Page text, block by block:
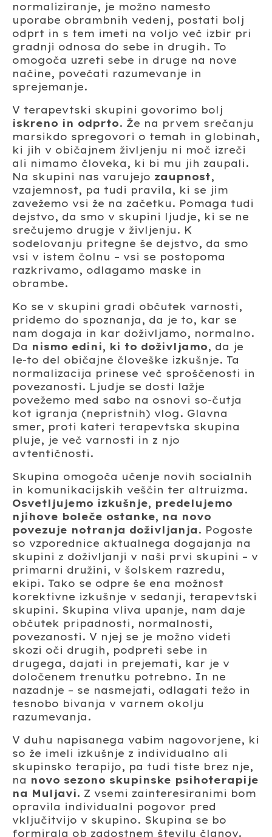
normaliziranje, je možno namesto
uporabe obrambnih vedenj, postati bolj
odprt in s tem imeti na voljo več izbir pri
gradnji odnosa do sebe in drugih. To
omogoča uzreti sebe in druge na nove
načine, povečati razumevanje in
sprejemanje.
V terapevtski skupini govorimo bolj
iskreno in odprto. Že na prvem srečanju
marsikdo spregovori o temah in globinah,
ki jih v običajnem življenju ni moč izreči
ali nimamo človeka, ki bi mu jih zaupali.
Na skupini nas varujejo zaupnost,
vzajemnost, pa tudi pravila, ki se jim
zavežemo vsi že na začetku. Pomaga tudi
dejstvo, da smo v skupini ljudje, ki se ne
srečujemo drugje v življenju. K
sodelovanju pritegne še dejstvo, da smo
vsi v istem čolnu – vsi se postopoma
razkrivamo, odlagamo maske in
obrambe.
Ko se v skupini gradi občutek varnosti,
pridemo do spoznanja, da je to, kar se
nam dogaja in kar doživljamo, normalno.
Da nismo edini, ki to doživljamo, da je
le-to del običajne človeške izkušnje. Ta
normalizacija prinese več sproščenosti in
povezanosti. Ljudje se dosti lažje
povežemo med sabo na osnovi so-čutja
kot igranja (nepristnih) vlog. Glavna
smer, proti kateri terapevtska skupina
pluje, je več varnosti in z njo
avtentičnosti.
Skupina omogoča učenje novih socialnih
in komunikacijskih veščin ter altruizma.
Osvetljujemo izkušnje, predelujemo
njihove boleče ostanke, na novo
povezuje notranja doživljanja . Pogoste
so vzporednice aktualnega dogajanja na
skupini z doživljanji v naši prvi skupini – v
primarni družini, v šolskem razredu,
ekipi. Tako se odpre še ena možnost
korektivne izkušnje v sedanji, terapevtski
skupini. Skupina vliva upanje, nam daje
občutek pripadnosti, normalnosti,
povezanosti. V njej se je možno videti
skozi oči drugih, podpreti sebe in
drugega, dajati in prejemati, kar je v
določenem trenutku potrebno. In ne
nazadnje – se nasmejati, odlagati težo in
tesnobo bivanja v varnem okolju
razumevanja.
V duhu napisanega vabim nagovorjene, ki
so že imeli izkušnje z individualno ali
skupinsko terapijo, pa tudi tiste brez nje,
na novo sezono skupinske psihoterapije
na Muljavi. Z vsemi zainteresiranimi bom
opravila individualni pogovor pred
vključitvijo v skupino. Skupina se bo
formirala ob zadostnem številu članov.